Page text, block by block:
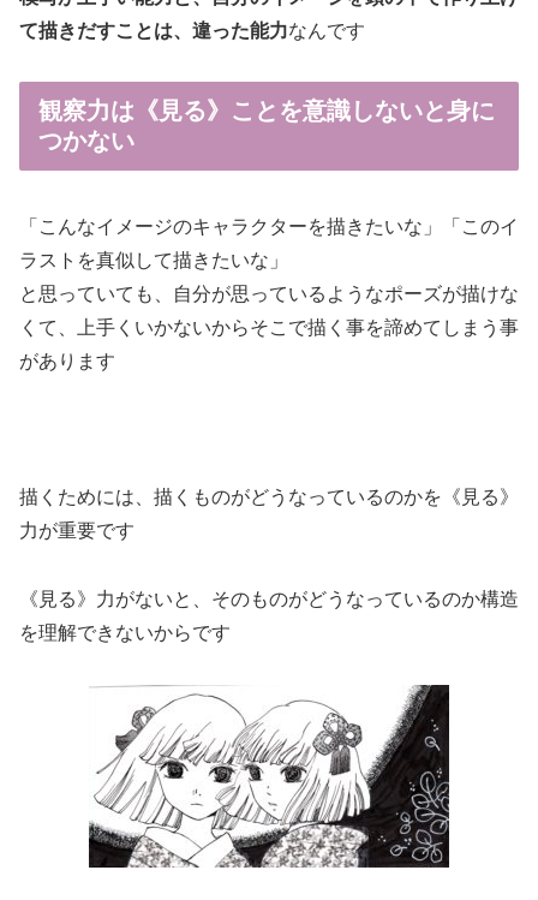
て描きだすことは、違った能力なんです
観察力は《見る》ことを意識しないと身に
つかない
「こんなイメージのキャラクターを描きたいな」「このイ
ラストを真似して描きたいな」
と思っていても、自分が思っているようなポーズが描けな
くて、上手くいかないからそこで描く事を諦めてしまう事
があります
描くためには、描くものがどうなっているのかを《見る》
力が重要です
《見る》力がないと、そのものがどうなっているのか構造
を理解できないからです